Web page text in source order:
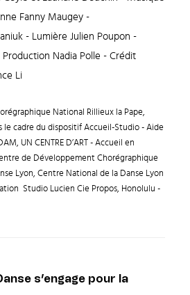
Fanny Maugey -
- Lumière Julien Poupon -
Nadia Polle - Crédit
Li
National Rillieux la Pape,
le cadre du dispositif Accueil-Studio - Aide
UN CENTRE D’ART - Accueil en
de Développement Chorégraphique
Lyon, Centre National de la Danse Lyon
Studio Lucien Cie Propos, Honolulu -
s’engage pour la